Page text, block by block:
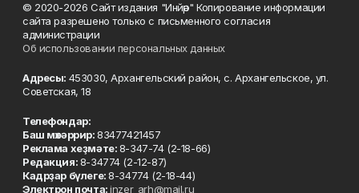
© 2020-2026 Сайт издания "Инйәр" Копирование информации
сайта разрешено только с письменного согласия
администрации
Об использовании персональных данных
Адресы: 453030, Архангельский район, с. Архангельское, ул.
Советская, 18
Телефондар:
Баш мөхәррир:83477421457
Реклама хеҙмәте:8-347-74 (2-18-66)
Редакция:8-34774 (2-12-87)
Кадрҙар бүлеге:8-34774 (2-18-44)
Электрон почта:inzer_arh@mail.ru